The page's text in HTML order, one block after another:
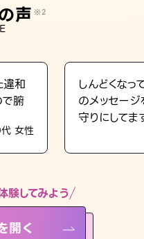
声 ※2
違和
で腑
女性
しんどくなっ
のメッセー
守りにしてま
験してみよう
開く